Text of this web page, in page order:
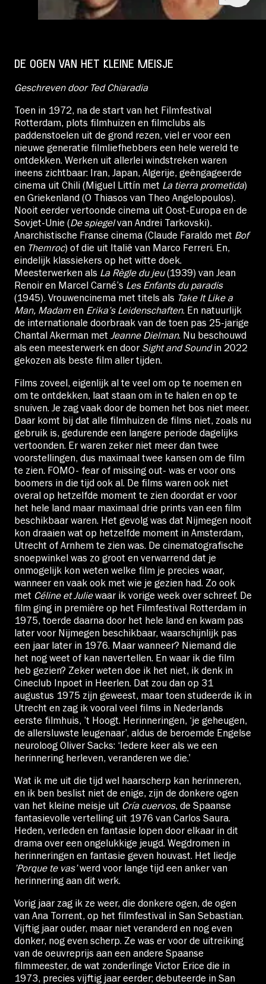
DE OGEN VAN HET KLEINE MEISJE
Geschreven door Ted Chiaradia
Toen in 1972, na de start van het Filmfestival
Rotterdam, plots filmhuizen en filmclubs als
paddenstoelen uit de grond rezen, viel er voor een
nieuwe generatie filmliefhebbers een hele wereld te
ontdekken. Werken uit allerlei windstreken waren
ineens zichtbaar: Iran, Japan, Algerije, geëngageerde
cinema uit Chili (Miguel Littín met La tierra prometida)
en Griekenland (O Thiasos van Theo Angelopoulos).
Nooit eerder vertoonde cinema uit Oost-Europa en de
Sovjet-Unie (De spiegelvan Andrei Tarkovski).
Anarchistische Franse cinema (Claude Faraldo met Bof
en Themroc) of die uit Italië van Marco Ferreri. En,
eindelijk klassiekers op het witte doek.
Meesterwerken als La Règle du jeu(1939) van Jean
Renoir en Marcel Carné’s Les Enfants du paradis
(1945). Vrouwencinema met titels als Take It Like a
Man, Madam en Erika’s Leidenschaften. En natuurlijk
de internationale doorbraak van de toen pas 25-jarige
Chantal Akerman met Jeanne Dielman. Nu beschouwd
als een meesterwerk en door Sight and Soundin 2022
gekozen als beste film aller tijden.
Films zoveel, eigenlijk al te veel om op te noemen en
om te ontdekken, laat staan om in te halen en op te
snuiven. Je zag vaak door de bomen het bos niet meer.
Daar komt bij dat alle filmhuizen de films niet, zoals nu
gebruik is, gedurende een langere periode dagelijks
vertoonden. Er waren zeker niet meer dan twee
voorstellingen, dus maximaal twee kansen om de film
te zien. FOMO- fear of missing out- was er voor ons
boomers in die tijd ook al. De films waren ook niet
overal op hetzelfde moment te zien doordat er voor
het hele land maar maximaal drie prints van een film
beschikbaar waren. Het gevolg was dat Nijmegen nooit
kon draaien wat op hetzelfde moment in Amsterdam,
Utrecht of Arnhem te zien was. De cinematografische
snoepwinkel was zo groot en verwarrend dat je
onmogelijk kon weten welke film je precies waar,
wanneer en vaak ook met wie je gezien had. Zo ook
met Céline et Juliewaar ik vorige week over schreef. De
film ging in première op het Filmfestival Rotterdam in
1975, toerde daarna door het hele land en kwam pas
later voor Nijmegen beschikbaar, waarschijnlijk pas
een jaar later in 1976. Maar wanneer? Niemand die
het nog weet of kan navertellen. En waar ik die film
heb gezien? Zeker weten doe ik het niet, ik denk in
Cineclub Inpoet in Heerlen. Dat zou dan op 31
augustus 1975 zijn geweest, maar toen studeerde ik in
Utrecht en zag ik vooral veel films in Nederlands
eerste filmhuis, ’t Hoogt. Herinneringen, ‘je geheugen,
de allersluwste leugenaar’, aldus de beroemde Engelse
neuroloog Oliver Sacks: ‘Iedere keer als we een
herinnering herleven, veranderen we die.’
Wat ik me uit die tijd wel haarscherp kan herinneren,
en ik ben beslist niet de enige, zijn de donkere ogen
van het kleine meisje uit Cría cuervos, de Spaanse
fantasievolle vertelling uit 1976 van Carlos Saura.
Heden, verleden en fantasie lopen door elkaar in dit
drama over een ongelukkige jeugd. Wegdromen in
herinneringen en fantasie geven houvast. Het liedje
’Porque te vas’werd voor lange tijd een anker van
herinnering aan dit werk.
Vorig jaar zag ik ze weer, die donkere ogen, de ogen
van Ana Torrent, op het filmfestival in San Sebastian.
Vijftig jaar ouder, maar niet veranderd en nog even
donker, nog even scherp. Ze was er voor de uitreiking
van de oeuvreprijs aan een andere Spaanse
filmmeester, de wat zonderlinge Victor Erice die in
1973, precies vijftig jaar eerder; debuteerde in San